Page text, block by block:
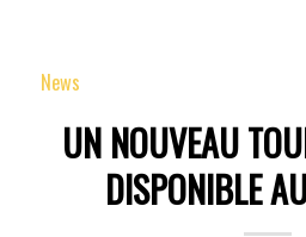
News
UN NOUVEAU
DISPONIBLE